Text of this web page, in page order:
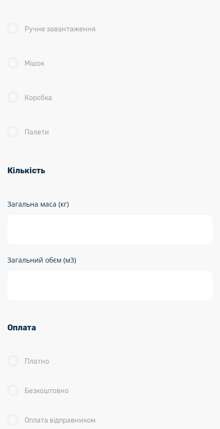
Ручне завантаження
Мішок
Коробка
Палети
Кількість
Загальна маса (кг)
Загальний обєм (м3)
Оплата
Платно
Безкоштовно
Оплата відправником